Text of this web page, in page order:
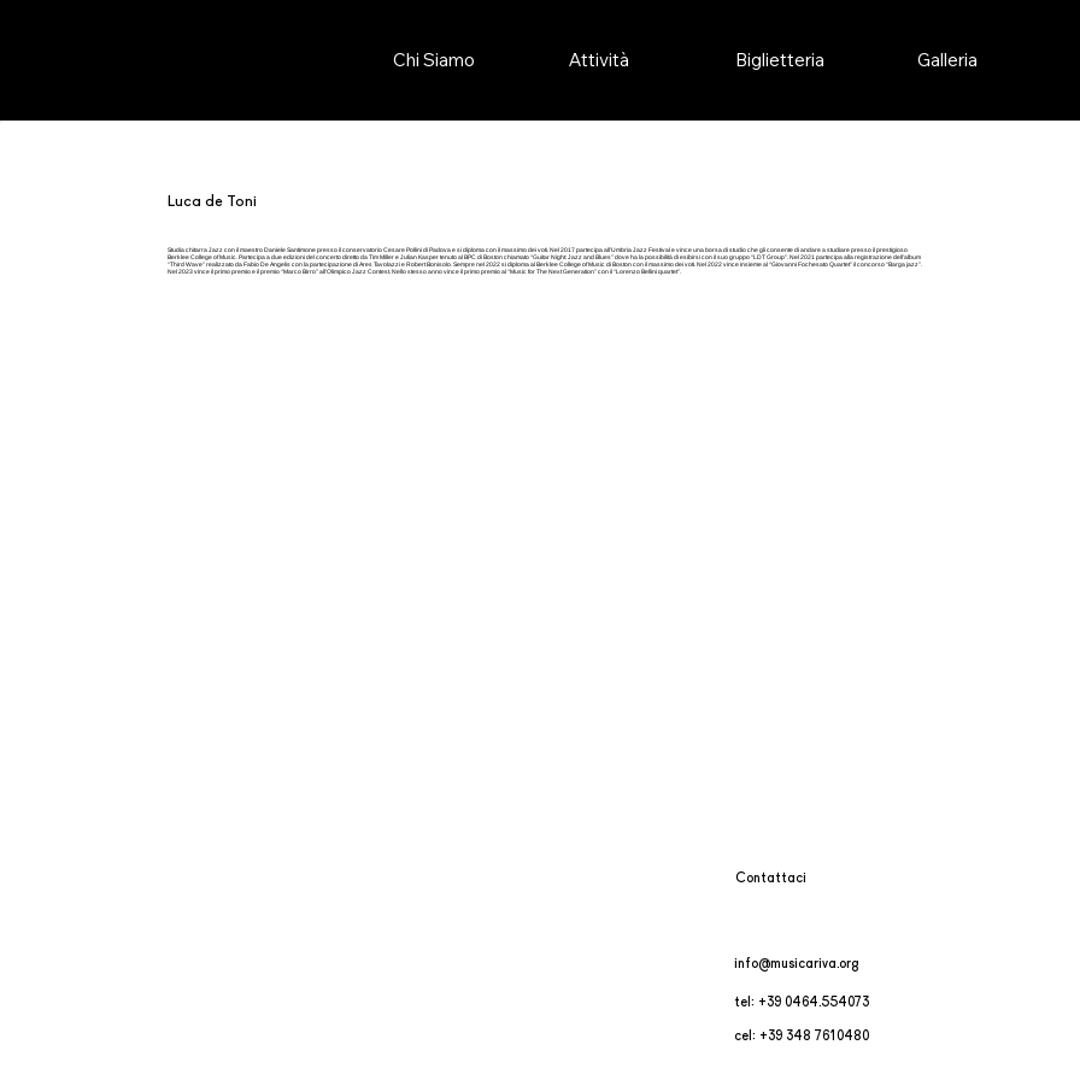
Chi Siamo Attività Biglietteria Galleria
Luca de Toni
Studia chitarra Jazz con il maestro Daniele Santimone presso il conservatorio Cesare Pollini di Padova e si diploma con il massimo dei voti. Nel 2017 partecipa all’Umbria Jazz Festival e vince una borsa di studio che gli consente di andare a studiare presso il prestigioso
Berklee College of Music. Partecipa a due edizioni del concerto diretto da Tim Miller e Julian Kasper tenuto al BPC di Boston chiamato “Guitar Night: Jazz and Blues” dove ha la possibilità di esibirsi con il suo gruppo “LDT Group”. Nel 2021 partecipa alla registrazione dell’album
“Third Wave” realizzato da Fabio De Angelis con la partecipazione di Ares Tavolazzi e Robert Bonisolo. Sempre nel 2022 si diploma al Berklee College of Music di Boston con il massimo dei voti. Nel 2022 vince insieme al “Giovanni Fochesato Quartet” il concorso “Barga jazz”.
Nel 2023 vince il primo premio e il premio “Marco Birro” all’Olimpico Jazz Contest. Nello stesso anno vince il primo premio al “Music for The Next Generation” con il “Lorenzo Bellini quartet”.
Contattaci
info@musicariva.org
tel: +39 0464.554073
cel: +39 348 7610480